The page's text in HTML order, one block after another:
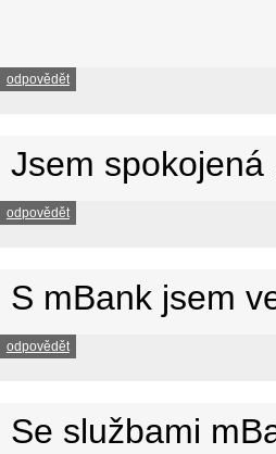
odpovědět
Jsem
odpovědět
S mBank jsem
odpovědět
Se službami